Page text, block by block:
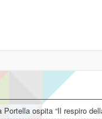
ospita “Il respiro